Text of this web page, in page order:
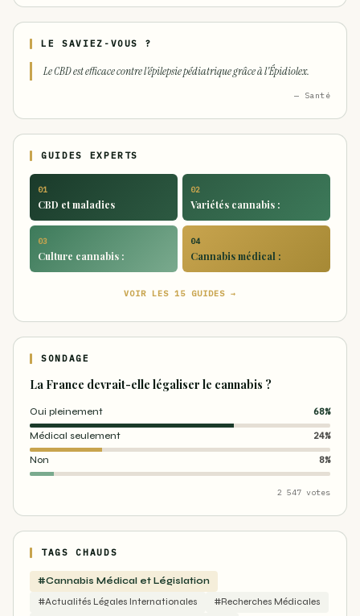
LE SAVIEZ-VOUS ?
Le CBD est efficace contre l'épilepsie pédiatrique grâce à l'Épidiolex.
— Santé
GUIDES EXPERTS
01
CBD et maladies
02
Variétés cannabis :
03
Culture cannabis :
04
Cannabis médical :
VOIR LES 15 GUIDES →
SONDAGE
La France devrait-elle légaliser le cannabis ?
Oui pleinement 68%
Médical seulement 24%
Non 8%
2 547 votes
TAGS CHAUDS
#Cannabis Médical et Législation
#Actualités Légales Internationales
#Recherches Médicales